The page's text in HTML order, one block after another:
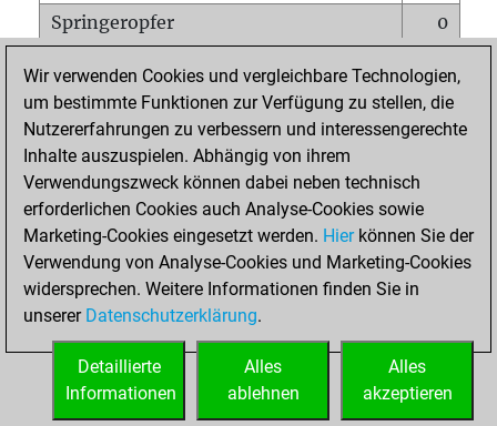
Springeropfer
0
Matt auf vollem Brett
0
Bauer setzt Matt
0
Erstickte Matts
Unterverwandlungen
Türme auf der siebten
0
STARTSEITE
Wir verwenden Cookies und vergleichbare Technologien,
um bestimmte Funktionen zur Verfügung zu stellen, die
Nutzererfahrungen zu verbessern und interessengerechte
Inhalte auszuspielen. Abhängig von ihrem
Verwendungszweck können dabei neben technisch
erforderlichen Cookies auch Analyse-Cookies sowie
Marketing-Cookies eingesetzt werden. Hierkönnen Sie der
Verwendung von Analyse-Cookies und Marketing-Cookies
widersprechen. Weitere Informationen finden Sie in
unserer Datenschutzerklärung.
Alles
akzeptieren
Alles
ablehnen
Detaillierte
Informationen